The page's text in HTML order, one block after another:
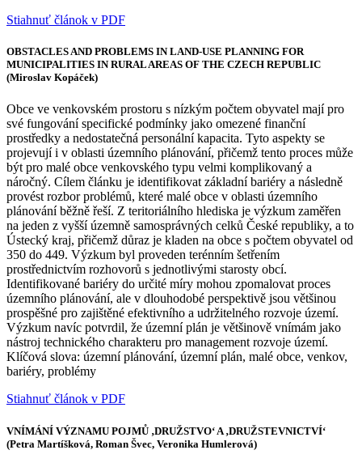
Stiahnuť článok v PDF
OBSTACLES AND PROBLEMS IN LAND-USE PLANNING FOR
MUNICIPALITIES IN RURAL AREAS OF THE CZECH REPUBLIC
(Miroslav Kopáček)
Obce ve venkovském prostoru s nízkým počtem obyvatel mají pro
své fungování specifické podmínky jako omezené finanční
prostředky a nedostatečná personální kapacita. Tyto aspekty se
projevují i v oblasti územního plánování, přičemž tento proces může
být pro malé obce venkovského typu velmi komplikovaný a
náročný. Cílem článku je identifikovat základní bariéry a následně
provést rozbor problémů, které malé obce v oblasti územního
plánování běžně řeší. Z teritoriálního hlediska je výzkum zaměřen
na jeden z vyšší územně samosprávných celků České republiky, a to
Ústecký kraj, přičemž důraz je kladen na obce s počtem obyvatel od
350 do 449. Výzkum byl proveden terénním šetřením
prostřednictvím rozhovorů s jednotlivými starosty obcí.
Identifikované bariéry do určité míry mohou zpomalovat proces
územního plánování, ale v dlouhodobé perspektivě jsou většinou
prospěšné pro zajištěné efektivního a udržitelného rozvoje území.
Výzkum navíc potvrdil, že územní plán je většinově vnímám jako
nástroj technického charakteru pro management rozvoje území.
Klíčová slova: územní plánování, územní plán, malé obce, venkov,
bariéry, problémy
Stiahnuť článok v PDF
VNÍMÁNÍ VÝZNAMU POJMŮ ‚DRUŽSTVO‘ A ‚DRUŽSTEVNICTVÍ‘
(Petra Martíšková, Roman Švec, Veronika Humlerová)